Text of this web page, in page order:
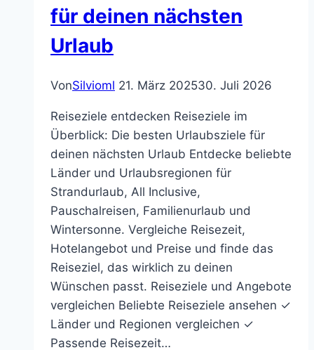
für deinen nächsten
Urlaub
VonSilvioml 21. März 202530. Juli 2026
Reiseziele entdecken Reiseziele im
Überblick: Die besten Urlaubsziele für
deinen nächsten Urlaub Entdecke beliebte
Länder und Urlaubsregionen für
Strandurlaub, All Inclusive,
Pauschalreisen, Familienurlaub und
Wintersonne. Vergleiche Reisezeit,
Hotelangebot und Preise und finde das
Reiseziel, das wirklich zu deinen
Wünschen passt. Reiseziele und Angebote
vergleichen Beliebte Reiseziele ansehen ✓
Länder und Regionen vergleichen ✓
Passende Reisezeit…